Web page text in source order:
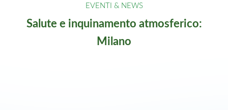
Salute e inquinamento atmosferico:
Milano